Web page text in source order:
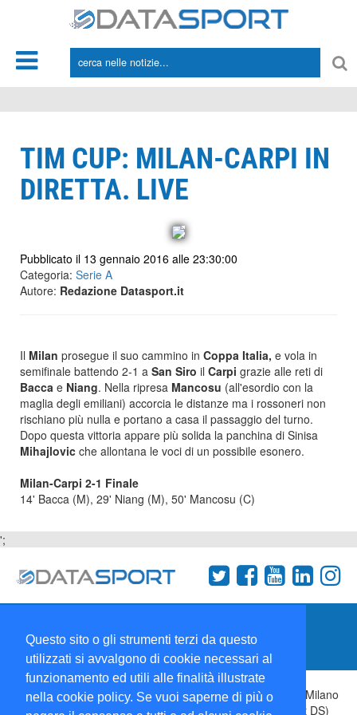
Questo sito o gli strumenti terzi da questo
utilizzati si avvalgono di cookie necessari al
funzionamento ed utili alle finalità illustrate
nella cookie policy. Se vuoi saperne di più o
TIM CUP: MILAN-CARPI IN
DIRETTA. LIVE
Pubblicato il 13 gennaio 2016 alle 23:30:00
Categoria: Serie A
Autore: Redazione Datasport.it
Il Milan prosegue il suo cammino in Coppa Italia, e vola in
semifinale battendo 2-1 a San Siro il Carpi grazie alle reti di
Bacca e Niang. Nella ripresa Mancosu (all'esordio con la
maglia degli emiliani) accorcia le distanze ma i rossoneri non
rischiano più nulla e portano a casa il passaggio del turno.
Dopo questa vittoria appare più solida la panchina di Sinisa
Mihajlovic che allontana le voci di un possibile esonero.
Milan-Carpi 2-1 Finale
14' Bacca (M), 29' Niang (M), 50' Mancosu (C)
';
Collabora con noi
Copyright 1995-2026 © Wise Srl Via Palmanova 8 20132 Milano
Italia - P. IVA 09072090963 | ISSN: 2499-2925 (DataSport DS)